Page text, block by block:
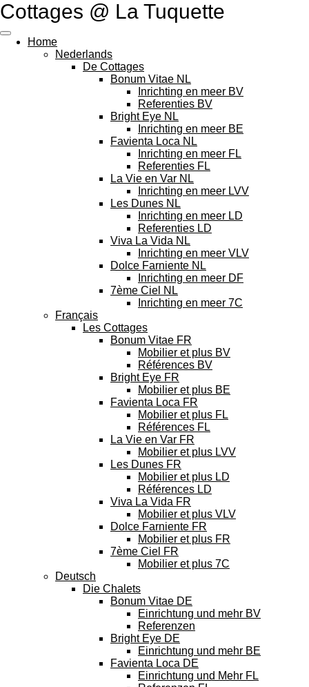
Skip
main
content
Cottages @ La Tuquette
Home
Nederlands
De Cottages
Bonum Vitae NL
Inrichting en meer BV
Referenties BV
Bright Eye NL
Inrichting en meer BE
Favienta Loca NL
Inrichting en meer FL
Referenties FL
La Vie en Var NL
Inrichting en meer LVV
Les Dunes NL
Inrichting en meer LD
Referenties LD
Viva La Vida NL
Inrichting en meer VLV
Dolce Farniente NL
Inrichting en meer DF
7ème Ciel NL
Inrichting en meer 7C
Français
Les Cottages
Bonum Vitae FR
Mobilier et plus BV
Références BV
Bright Eye FR
Mobilier et plus BE
Favienta Loca FR
Mobilier et plus FL
Références FL
La Vie en Var FR
Mobilier et plus LVV
Les Dunes FR
Mobilier et plus LD
Références LD
Viva La Vida FR
Mobilier et plus VLV
Dolce Farniente FR
Mobilier et plus FR
7ème Ciel FR
Mobilier et plus 7C
Deutsch
Die Chalets
Bonum Vitae DE
Einrichtung und mehr BV
Referenzen
Bright Eye DE
Einrichtung und mehr BE
Favienta Loca DE
Einrichtung und Mehr FL